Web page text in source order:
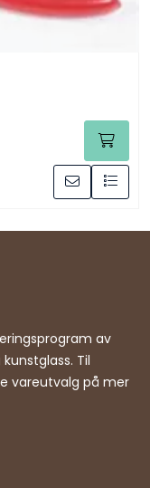
av
Til
vareutvalg på mer